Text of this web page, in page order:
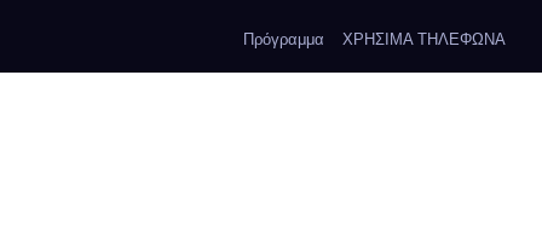
Πρόγραμμα ΧΡΗΣΙΜΑ ΤΗΛΕΦΩΝΑ